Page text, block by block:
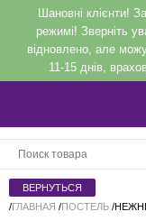
Шановні
режимі! Зверніть
відновлено, але
11-15 днів,
/ГЛАВНАЯ /ПОСТЕЛЬ /